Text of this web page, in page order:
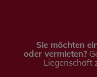
Sie möchten
oder vermieten?
Liegenschaft